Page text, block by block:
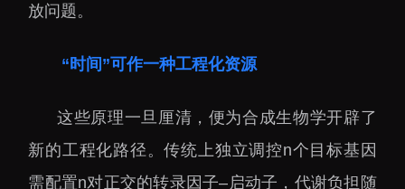
放问题。
“时间”可作一种工程化资源
这些原理一旦厘清，便为合成生物学开辟了
新的工程化路径。传统上独立调控n个目标基因
需配置n对正交的转录因子–启动子，代谢负担随